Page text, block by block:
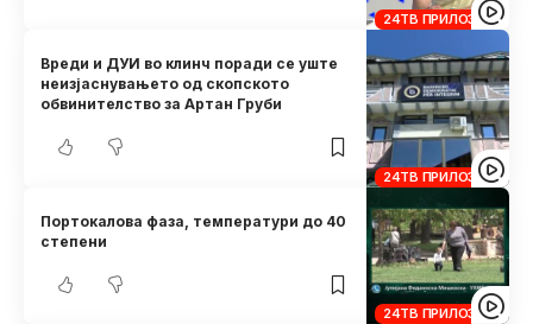
24ТВ ПРИЛОЗИ
24ТВ ПРИЛОЗИ
Вреди и ДУИ во клинч поради се уште
неизјаснувањето од скопското
обвинителство за Артан Груби
24ТВ ПРИЛОЗИ
Портокалова фаза, температури до 40
степени